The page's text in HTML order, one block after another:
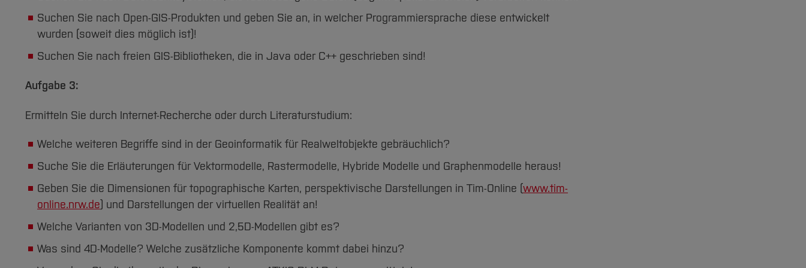
Suchen Sie nach Open-GIS-Produkten und geben Sie an, in welcher Programmiersprache diese entwickelt
wurden (soweit dies möglich ist)!
Suchen Sie nach freien GIS-Bibliotheken, die in Java oder C++ geschrieben sind!
Aufgabe 3:
Ermitteln Sie durch Internet-Recherche oder durch Literaturstudium:
Welche weiteren Begriffe sind in der Geoinformatik für Realweltobjekte gebräuchlich?
Suche Sie die Erläuterungen für Vektormodelle, Rastermodelle, Hybride Modelle und Graphenmodelle heraus!
Geben Sie die Dimensionen für topographische Karten, perspektivische Darstellungen in Tim-Online (www.tim-
online.nrw.de) und Darstellungen der virtuellen Realität an!
Welche Varianten von 3D-Modellen und 2,5D-Modellen gibt es?
Was sind 4D-Modelle? Welche zusätzliche Komponente kommt dabei hinzu?